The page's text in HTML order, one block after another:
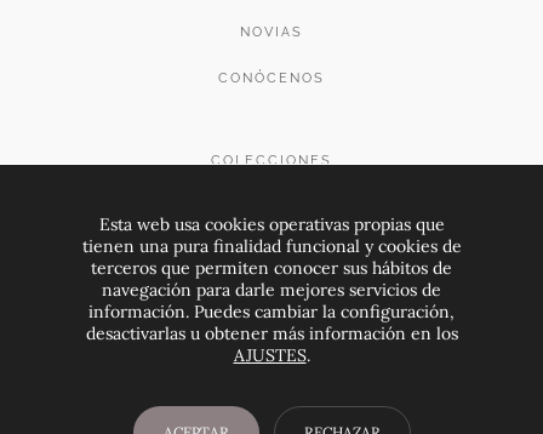
NOVIAS
CONÓCENOS
COLECCIONES
PREGUNTAS FRECUENTES
info@albamoral.com 644 386 304
INSTAGRAMFACEBOOK
Esta web usa cookies operativas propias que
tienen una pura finalidad funcional y cookies de
terceros que permiten conocer sus hábitos de
navegación para darle mejores servicios de
información. Puedes cambiar la configuración,
desactivarlas u obtener más información en los
AJUSTES.